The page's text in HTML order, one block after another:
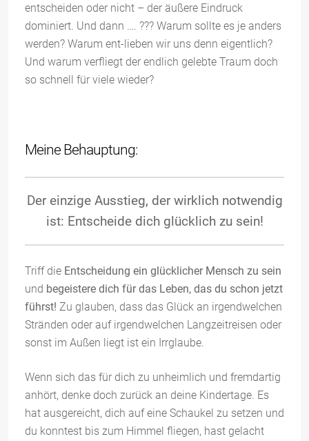
entscheiden oder nicht – der äußere Eindruck
dominiert. Und dann …. ??? Warum sollte es je anders
werden? Warum ent-lieben wir uns denn eigentlich?
Und warum verfliegt der endlich gelebte Traum doch
so schnell für viele wieder?
Meine Behauptung:
Der einzige Ausstieg, der wirklich notwendig
ist: Entscheide dich glücklich zu sein!
Triff die Entscheidung ein glücklicher Mensch zu sein
und begeistere dich für das Leben, das du schon jetzt
führst! Zu glauben, dass das Glück an irgendwelchen
Stränden oder auf irgendwelchen Langzeitreisen oder
sonst im Außen liegt ist ein Irrglaube.
Wenn sich das für dich zu unheimlich und fremdartig
anhört, denke doch zurück an deine Kindertage. Es
hat ausgereicht, dich auf eine Schaukel zu setzen und
du konntest bis zum Himmel fliegen, hast gelacht